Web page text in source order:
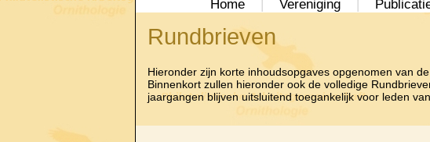
Home | Vereniging |
Rundbrieven
Hieronder zijn korte inhoudsopgaves opgenomen van
Binnenkort zullen hieronder ook de volledige
jaargangen blijven uitsluitend toegankelijk voor leden